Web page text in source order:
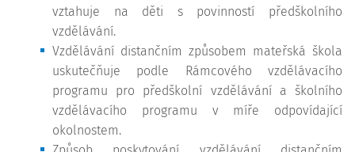
vztahuje na děti s povinností předškolního
vzdělávání.
Vzdělávání distančním způsobem mateřská škola
uskutečňuje podle Rámcového vzdělávacího
programu pro předškolní vzdělávání a školního
vzdělávacího programu v míře odpovídající
okolnostem.